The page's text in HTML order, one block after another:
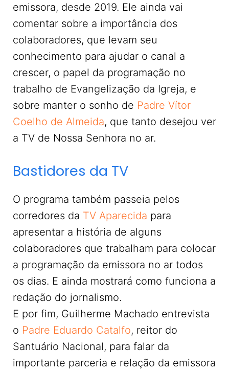
emissora, desde 2019. Ele ainda vai
comentar sobre a importância dos
colaboradores, que levam seu
conhecimento para ajudar o canal a
crescer, o papel da programação no
trabalho de Evangelização da Igreja, e
sobre manter o sonho de Padre Vítor
Coelho de Almeida, que tanto desejou ver
a TV de Nossa Senhora no ar.
Bastidores da TV
O programa também passeia pelos
corredores da TV Aparecida para
apresentar a história de alguns
colaboradores que trabalham para colocar
a programação da emissora no ar todos
os dias. E ainda mostrará como funciona a
redação do jornalismo.
E por fim, Guilherme Machado entrevista
o Padre Eduardo Catalfo, reitor do
Santuário Nacional, para falar da
importante parceria e relação da emissora